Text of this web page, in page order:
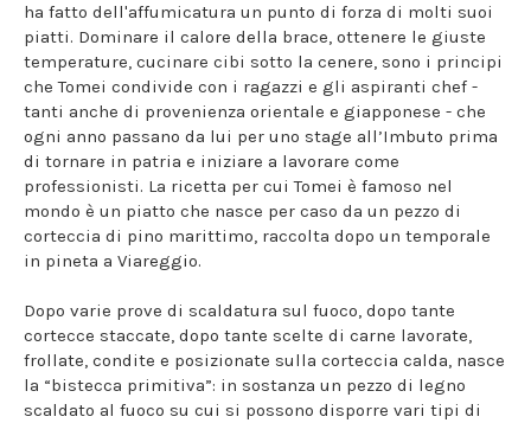
ha fatto dell'affumicatura un punto di forza di molti suoi
piatti. Dominare il calore della brace, ottenere le giuste
temperature, cucinare cibi sotto la cenere, sono i principi
che Tomei condivide con i ragazzi e gli aspiranti chef -
tanti anche di provenienza orientale e giapponese - che
ogni anno passano da lui per uno stage all’Imbuto prima
di tornare in patria e iniziare a lavorare come
professionisti. La ricetta per cui Tomei è famoso nel
mondo è un piatto che nasce per caso da un pezzo di
corteccia di pino marittimo, raccolta dopo un temporale
in pineta a Viareggio.
Dopo varie prove di scaldatura sul fuoco, dopo tante
cortecce staccate, dopo tante scelte di carne lavorate,
frollate, condite e posizionate sulla corteccia calda, nasce
la “bistecca primitiva”: in sostanza un pezzo di legno
scaldato al fuoco su cui si possono disporre vari tipi di